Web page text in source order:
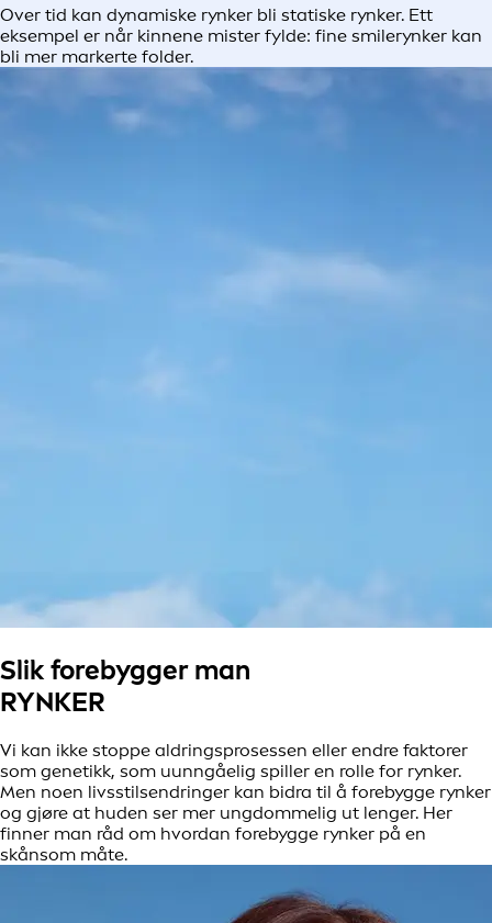
Over tid kan dynamiske rynker bli statiske rynker. Ett
eksempel er når kinnene mister fylde: fine smilerynker kan
bli mer markerte folder.
Slik forebygger man
RYNKER
Vi kan ikke stoppe aldringsprosessen eller endre faktorer
som genetikk, som uunngåelig spiller en rolle for rynker.
Men noen livsstilsendringer kan bidra til å forebygge rynker
og gjøre at huden ser mer ungdommelig ut lenger. Her
finner man råd om hvordan forebygge rynker på en
skånsom måte.